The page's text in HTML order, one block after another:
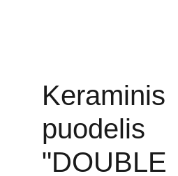
Keraminis
puodelis
"DOUBLE